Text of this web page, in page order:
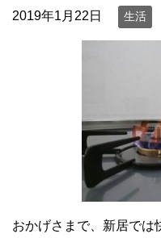
2019年1月22日 生活
おかげさまで、新居では